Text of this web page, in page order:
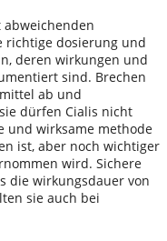
richtige dosierung und
deren wirkungen und
sind. Brechen
ab und
dürfen Cialis nicht
und wirksame methode
ist, aber noch wichtiger
wird. Sichere
die wirkungsdauer von
sie auch bei